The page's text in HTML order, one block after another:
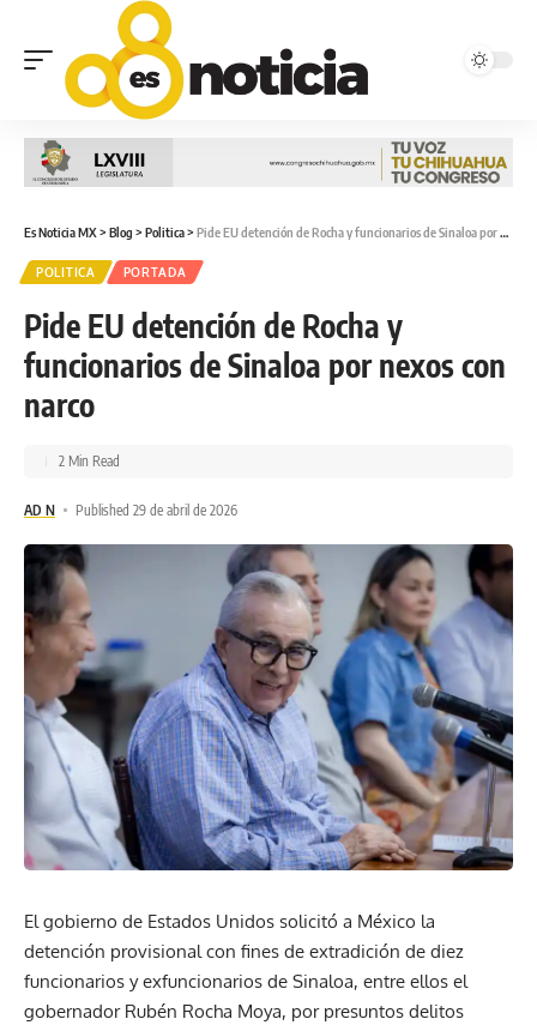
Es Noticia MX> Blog > Politica> Pide EU detención de Rocha y funcionarios de Sinaloa por nexos con narco
POLITICA PORTADA
Pide EU detención de Rocha y
funcionarios de Sinaloa por nexos con
narco
AD N Published 29 de abril de 2026
2 Min Read
El gobierno de Estados Unidos solicitó a México la
detención provisional con fines de extradición de diez
funcionarios y exfuncionarios de Sinaloa, entre ellos el
gobernador Rubén Rocha Moya, por presuntos delitos